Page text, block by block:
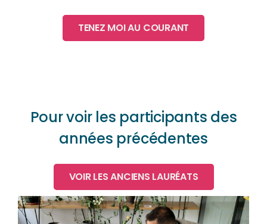
TENEZ MOI AU COURANT
Pour voir les participants des
années précédentes
VOIR LES ANCIENS LAURÉATS